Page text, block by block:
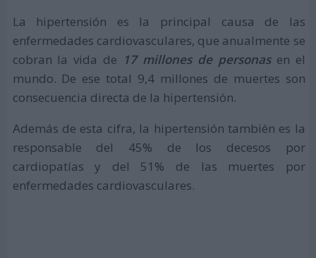
La hipertensión es la principal causa de las
enfermedades cardiovasculares, que anualmente se
cobran la vida de 17 millones de personasen el
mundo. De ese total 9,4 millones de muertes son
consecuencia directa de la hipertensión.
Además de esta cifra, la hipertensión también es la
responsable del 45% de los decesos por
cardiopatías y del 51% de las muertes por
enfermedades cardiovasculares.